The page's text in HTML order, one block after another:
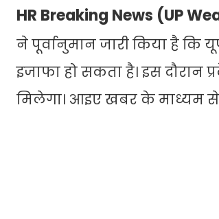
HR Breaking News (UP
ने पूर्वानुमान जारी किया है
इजाफा हो सकता है। इस
मिलेगा। आइए खबर के माध्यम से